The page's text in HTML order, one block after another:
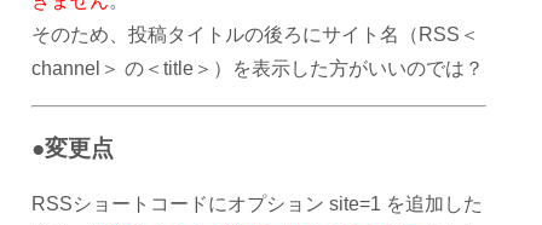
そのため、投稿タイトルの後ろにサイト名（RSS＜
channel＞ の＜title＞）を表示した方がいいのでは？
●変更点
RSSショートコードにオプション site=1 を追加した